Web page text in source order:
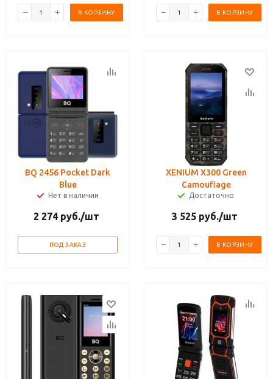
В КОРЗИНУ В КОРЗИНУ
BQ 2456 Pocket Dark
Blue
Нет в наличии
2 274 руб./шт
ПОД ЗАКАЗ
XENIUM X300 Green
Camouflage
Достаточно
3 525 руб./шт
В КОРЗИНУ